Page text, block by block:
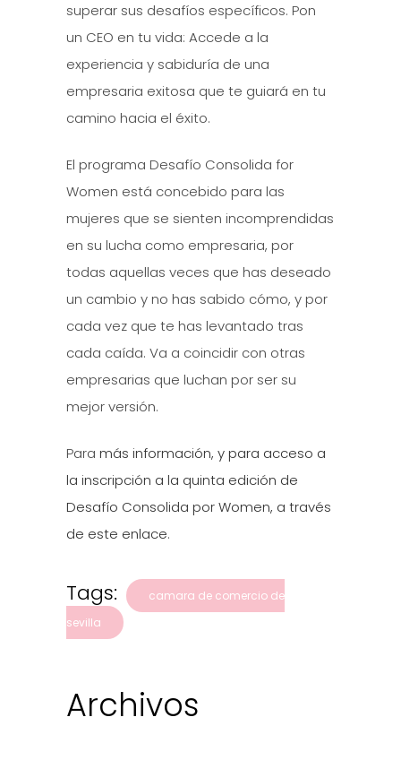
superar sus desafíos específicos. Pon
un CEO en tu vida: Accede a la
experiencia y sabiduría de una
empresaria exitosa que te guiará en tu
camino hacia el éxito.
El programa Desafío Consolida for
Women está concebido para las
mujeres que se sienten incomprendidas
en su lucha como empresaria, por
todas aquellas veces que has deseado
un cambio y no has sabido cómo, y por
cada vez que te has levantado tras
cada caída. Va a coincidir con otras
empresarias que luchan por ser su
mejor versión.
Para más información, y para acceso a
la inscripción a la quinta edición de
Desafío Consolida por Women, a través
de este enlace.
Tags:
camara de comercio de
sevilla
Archivos